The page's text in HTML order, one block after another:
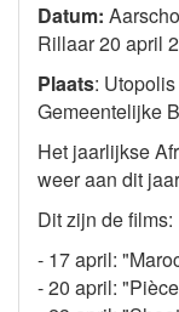
Datum:
Rillaar 20 april
Plaats:
Gemeentelijke
Het jaarlijkse
weer aan dit
Dit zijn de films:
- 17 april:
- 20 april: